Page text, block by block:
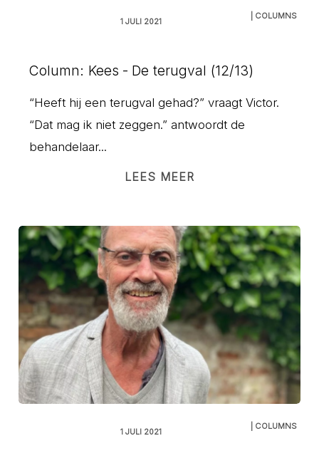
1 JULI 2021
| COLUMNS
Column: Kees - De terugval (12/13)
“Heeft hij een terugval gehad?” vraagt Victor.
“Dat mag ik niet zeggen.” antwoordt de
behandelaar...
LEES MEER
1 JULI 2021
| COLUMNS